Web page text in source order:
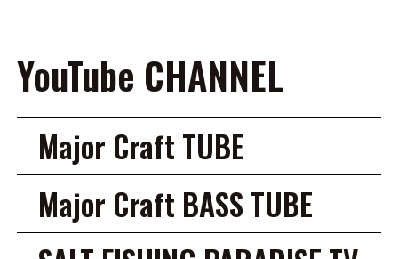
YouTube CHANNEL
Major Craft TUBE
Major Craft BASS TUBE